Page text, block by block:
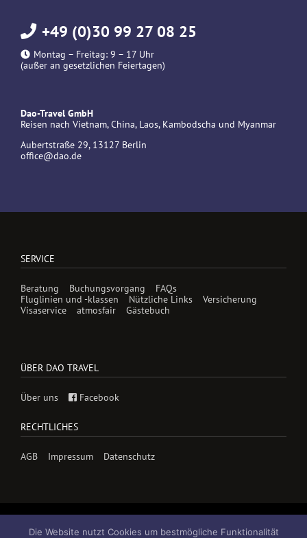
+49 (0)30 99 27 08 25
Montag – Freitag: 9 – 17 Uhr
(außer an gesetzlichen Feiertagen)
Dao-Travel GmbH
Reisen nach Vietnam, China, Laos, Kambodscha und Myanmar
Aubertstraße 29, 13127 Berlin
office@dao.de
SERVICE
Beratung Buchungsvorgang
FAQs
Fluglinien und -klassen
Nützliche Links
Versicherung
Visaservice
atmosfair Gästebuch
ÜBER DAO TRAVEL
Über uns Facebook
RECHTLICHES
AGB Impressum Datenschutz
Die Website nutzt Cookies um bestmögliche Funktionalität